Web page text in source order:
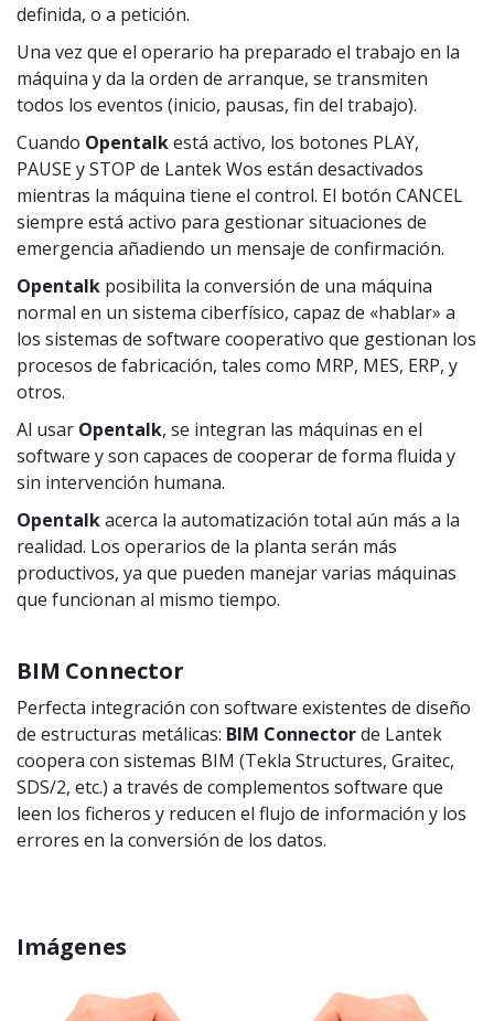
definida, o a petición.
Una vez que el operario ha preparado el trabajo en la
máquina y da la orden de arranque, se transmiten
todos los eventos (inicio, pausas, fin del trabajo).
Cuando Opentalkestá activo, los botones PLAY,
PAUSE y STOP de Lantek Wos están desactivados
mientras la máquina tiene el control. El botón CANCEL
siempre está activo para gestionar situaciones de
emergencia añadiendo un mensaje de confirmación.
Opentalk posibilita la conversión de una máquina
normal en un sistema ciberfísico, capaz de «hablar» a
los sistemas de software cooperativo que gestionan los
procesos de fabricación, tales como MRP, MES, ERP, y
otros.
Al usar Opentalk, se integran las máquinas en el
software y son capaces de cooperar de forma fluida y
sin intervención humana.
Opentalkacerca la automatización total aún más a la
realidad. Los operarios de la planta serán más
productivos, ya que pueden manejar varias máquinas
que funcionan al mismo tiempo.
BIM Connector
Perfecta integración con software existentes de diseño
de estructuras metálicas: BIM Connectorde Lantek
coopera con sistemas BIM (Tekla Structures, Graitec,
SDS/2, etc.) a través de complementos software que
leen los ficheros y reducen el flujo de información y los
errores en la conversión de los datos.
Imágenes